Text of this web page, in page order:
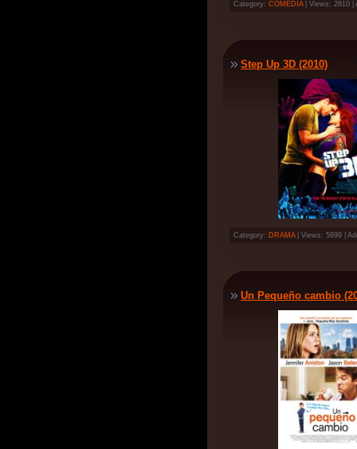
Category: COMEDIA| Views: 2810 |
Step Up 3D (2010)
Category: DRAMA| Views: 5899 |
Un Pequeño cambio